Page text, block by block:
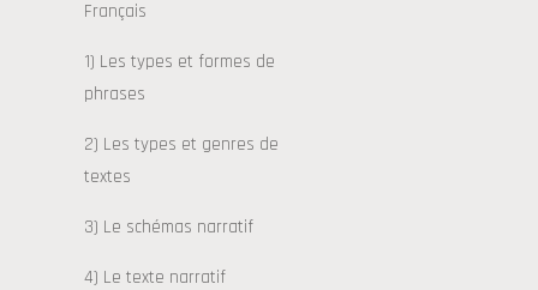
Français
1) Les types et formes de
phrases
2) Les types et genres de
textes
3) Le schémas narratif
4) Le texte narratif